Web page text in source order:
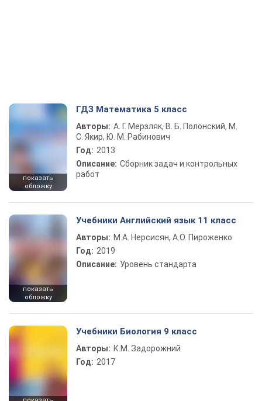
показать
обложку
ГДЗ Математика 5 класс
Авторы: А. Г. Мерзляк, В. Б. Полонский, М.
С. Якир, Ю. М. Рабинович
Год: 2013
Описание: Сборник задач и контрольных
работ
показать
обложку
Учебники Английский язык 11 класс
Авторы: М.А. Нерсисян, А.О. Пироженко
Год: 2019
Описание: Уровень стандарта
Учебники Биология 9 класс
Авторы: К.М. Задорожний
Год: 2017